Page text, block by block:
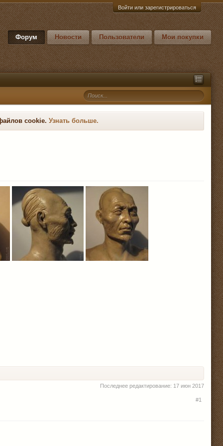
Войти или зарегистрироваться
Форум Новости Пользователи Мои покупки
cookie. Узнать больше.
Последнее редактирование: 17 июн 2017
#1